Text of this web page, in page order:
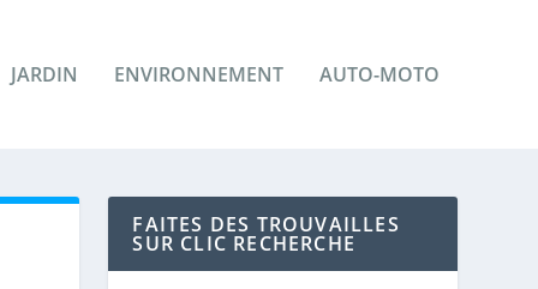
JARDIN ENVIRONNEMENT AUTO-MOTO
FAITES DES TROUVAILLES
SUR CLIC RECHERCHE